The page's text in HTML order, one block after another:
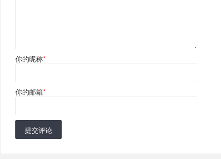
你的昵称*
你的邮箱*
提交评论